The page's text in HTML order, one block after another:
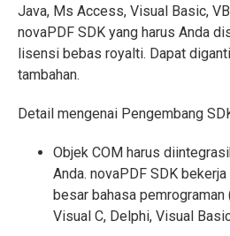
Java, Ms Access, Visual Basic,
novaPDF SDK yang harus Anda
lisensi bebas royalti. Dapat
tambahan.
Detail mengenai Pengembang
Objek COM harus
Anda. novaPDF SDK
besar bahasa
Visual C, Delphi, Visual